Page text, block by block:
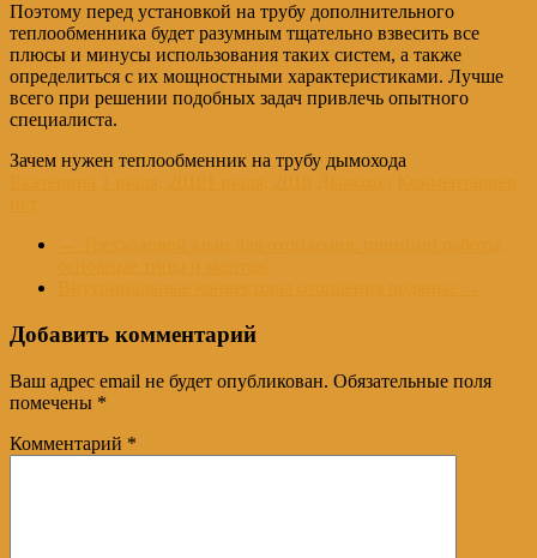
Поэтому перед установкой на трубу дополнительного
теплообменника будет разумным тщательно взвесить все
плюсы и минусы использования таких систем, а также
определиться с их мощностными характеристиками. Лучше
всего при решении подобных задач привлечь опытного
специалиста.
Зачем нужен теплообменник на трубу дымохода
Добавить комментарий
Ваш адрес email не будет опубликован. Обязательные поля
помечены *
Комментарий *